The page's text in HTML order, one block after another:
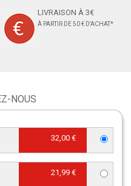
32,00 €
21,99 €
LIVRAISON À 3€
À PARTIR DE 50 € D'ACHAT*
NOUS
CLIENTS